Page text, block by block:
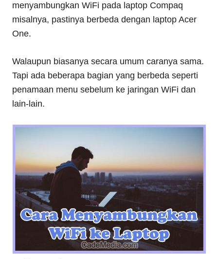
menyambungkan WiFi pada laptop Compaq
misalnya, pastinya berbeda dengan laptop Acer
One.
Walaupun biasanya secara umum caranya sama.
Tapi ada beberapa bagian yang berbeda seperti
penamaan menu sebelum ke jaringan WiFi dan
lain-lain.